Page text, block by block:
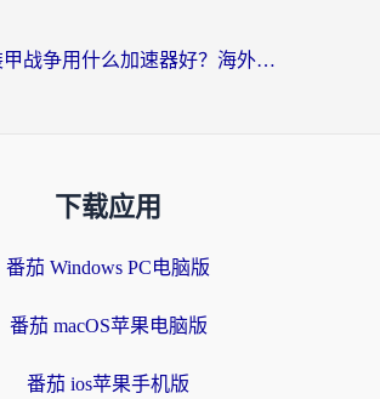
非洲玩装甲战争用什么加速器好？海外党亲测有效的国服游戏加速方案
下载应用
番茄 Windows PC电脑版
番茄 macOS苹果电脑版
番茄 ios苹果手机版